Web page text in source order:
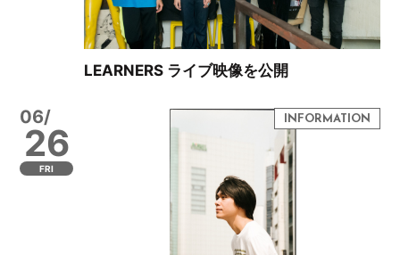
LEARNERS ライブ映像を公開
06/
26
FRI